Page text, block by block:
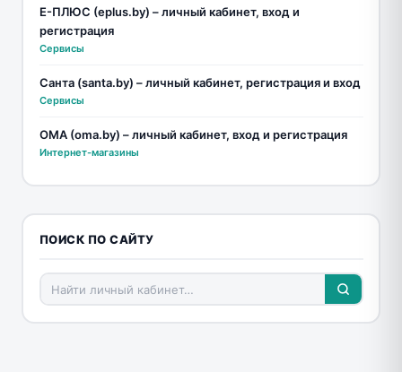
Е-ПЛЮС (eplus.by) – личный кабинет, вход и
регистрация
Сервисы
Санта (santa.by) – личный кабинет, регистрация и вход
Сервисы
ОМА (oma.by) – личный кабинет, вход и регистрация
Интернет-магазины
ПОИСК ПО САЙТУ